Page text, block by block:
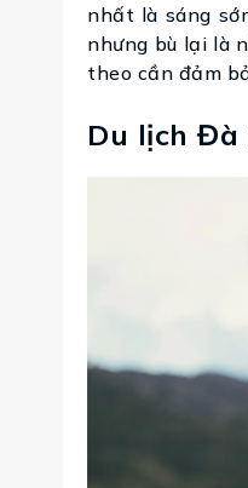
nhất là sáng
nhưng bù lại là
theo cần đảm
Du lịch Đà